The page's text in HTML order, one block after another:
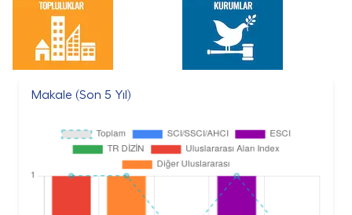
Makale (Son 5 Yıl)